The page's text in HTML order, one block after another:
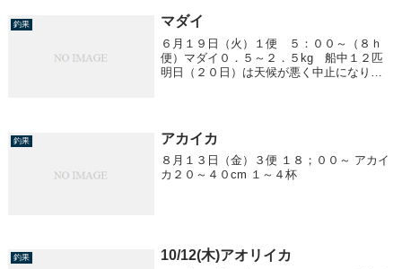
釣果 マダイ
６月１９日（火）１便 ５：００～（８ｈ
便）マダイ０．５～２．５kg 船中１２匹
明日（２０日）は天候が悪く中止になりま
釣果 アカイカ
８月１３日（金）３便 １８；００～ アカイ
カ２０～４０cm １～４杯
釣果 10/12(木)アオリイカ